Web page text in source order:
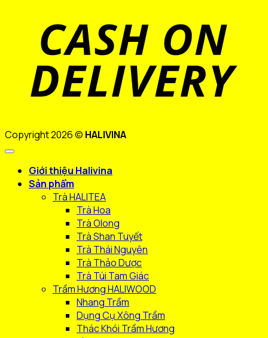
Copyright 2026 © HALIVINA
Giới thiệu Halivina
Sản phẩm
Trà HALITEA
Trà Hoa
Trà Olong
Trà Shan Tuyết
Trà Thái Nguyên
Trà Thảo Dược
Trà Túi Tam Giác
Trầm Hương HALIWOOD
Nhang Trầm
Dụng Cụ Xông Trầm
Thác Khói Trầm Hương